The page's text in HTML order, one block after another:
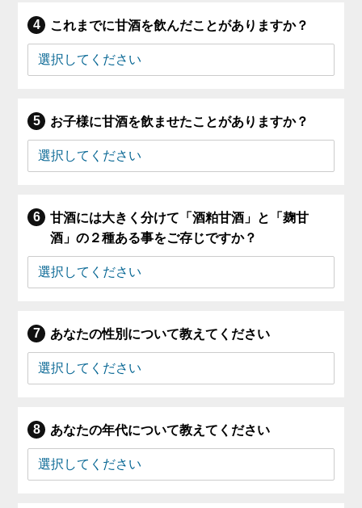
これまでに甘酒を飲んだことがありますか？
お子様に甘酒を飲ませたことがありますか？
甘酒には大きく分けて「酒粕甘酒」と「麹甘
酒」の２種ある事をご存じですか？
あなたの性別について教えてください
あなたの年代について教えてください